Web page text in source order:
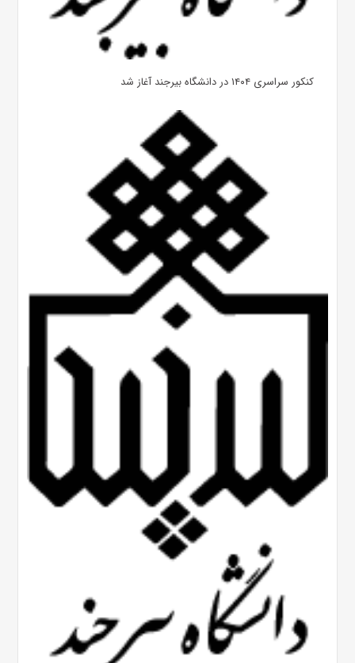
کنکور سراسری ۱۴۰۴ در دانشگاه بیرجند آغاز شد